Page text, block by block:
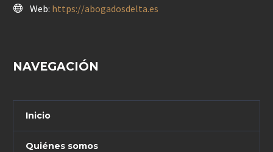
Web: https://abogadosdelta.es
NAVEGACIÓN
Inicio
Quiénes somos